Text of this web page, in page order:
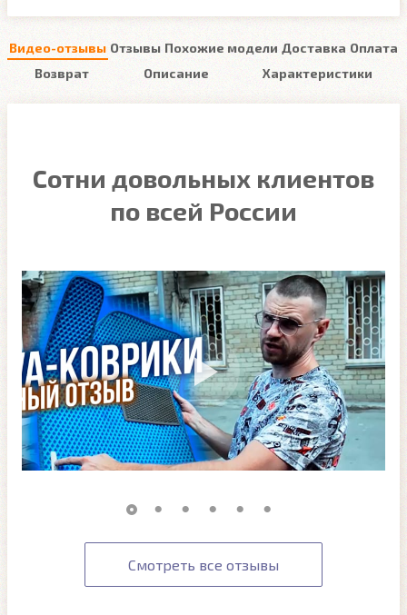
Видео-отзывы Отзывы Похожие модели Доставка Оплата
Возврат
Описание Характеристики
Сотни довольных клиентов
по всей России
Смотреть все отзывы